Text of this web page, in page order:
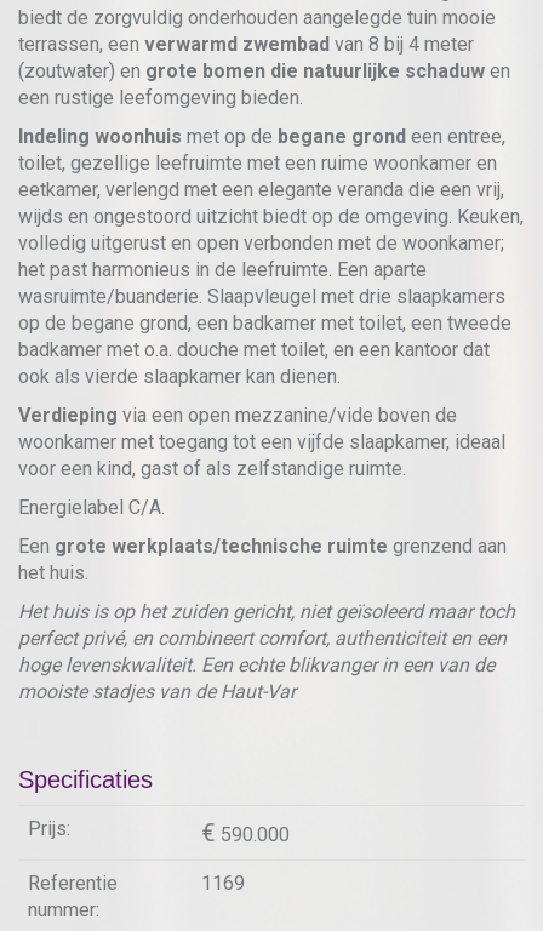
biedt de zorgvuldig onderhouden aangelegde tuin mooie
terrassen, een verwarmd zwembad van 8 bij 4 meter
(zoutwater) en grote bomen die natuurlijke schaduw en
een rustige leefomgeving bieden.
Indeling woonhuis met op de begane grond een entree,
toilet, gezellige leefruimte met een ruime woonkamer en
eetkamer, verlengd met een elegante veranda die een vrij,
wijds en ongestoord uitzicht biedt op de omgeving. Keuken,
volledig uitgerust en open verbonden met de woonkamer;
het past harmonieus in de leefruimte. Een aparte
wasruimte/buanderie. Slaapvleugel met drie slaapkamers
op de begane grond, een badkamer met toilet, een tweede
badkamer met o.a. douche met toilet, en een kantoor dat
ook als vierde slaapkamer kan dienen.
Verdieping via een open mezzanine/vide boven de
woonkamer met toegang tot een vijfde slaapkamer, ideaal
voor een kind, gast of als zelfstandige ruimte.
Energielabel C/A.
Een grote werkplaats/technische ruimte grenzend aan
het huis.
Het huis is op het zuiden gericht, niet geïsoleerd maar toch
perfect privé, en combineert comfort, authenticiteit en een
hoge levenskwaliteit. Een echte blikvanger in een van de
mooiste stadjes van de Haut-Var
Specificaties
Prijs: 590.000
Referentie
nummer:
1169